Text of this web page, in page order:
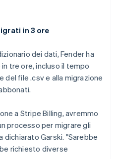
in 3 ore
dei dati, Fender ha
tre ore, incluso il tempo
del file .csv e alla migrazione
a Stripe Billing, avremmo
processo per migrare gli
dichiarato Garski. "Sarebbe
richiesto diverse